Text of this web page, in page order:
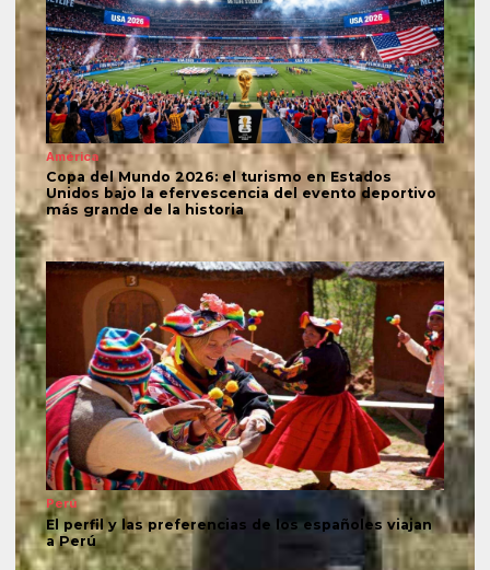
América
Copa del Mundo 2026: el turismo en Estados
Unidos bajo la efervescencia del evento deportivo
más grande de la historia
Perú
El perfil y las preferencias de los españoles viajan
a Perú